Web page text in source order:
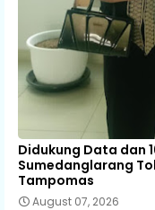
Didukung Data dan
Sumedanglarang
Tampomas
August 07, 2026